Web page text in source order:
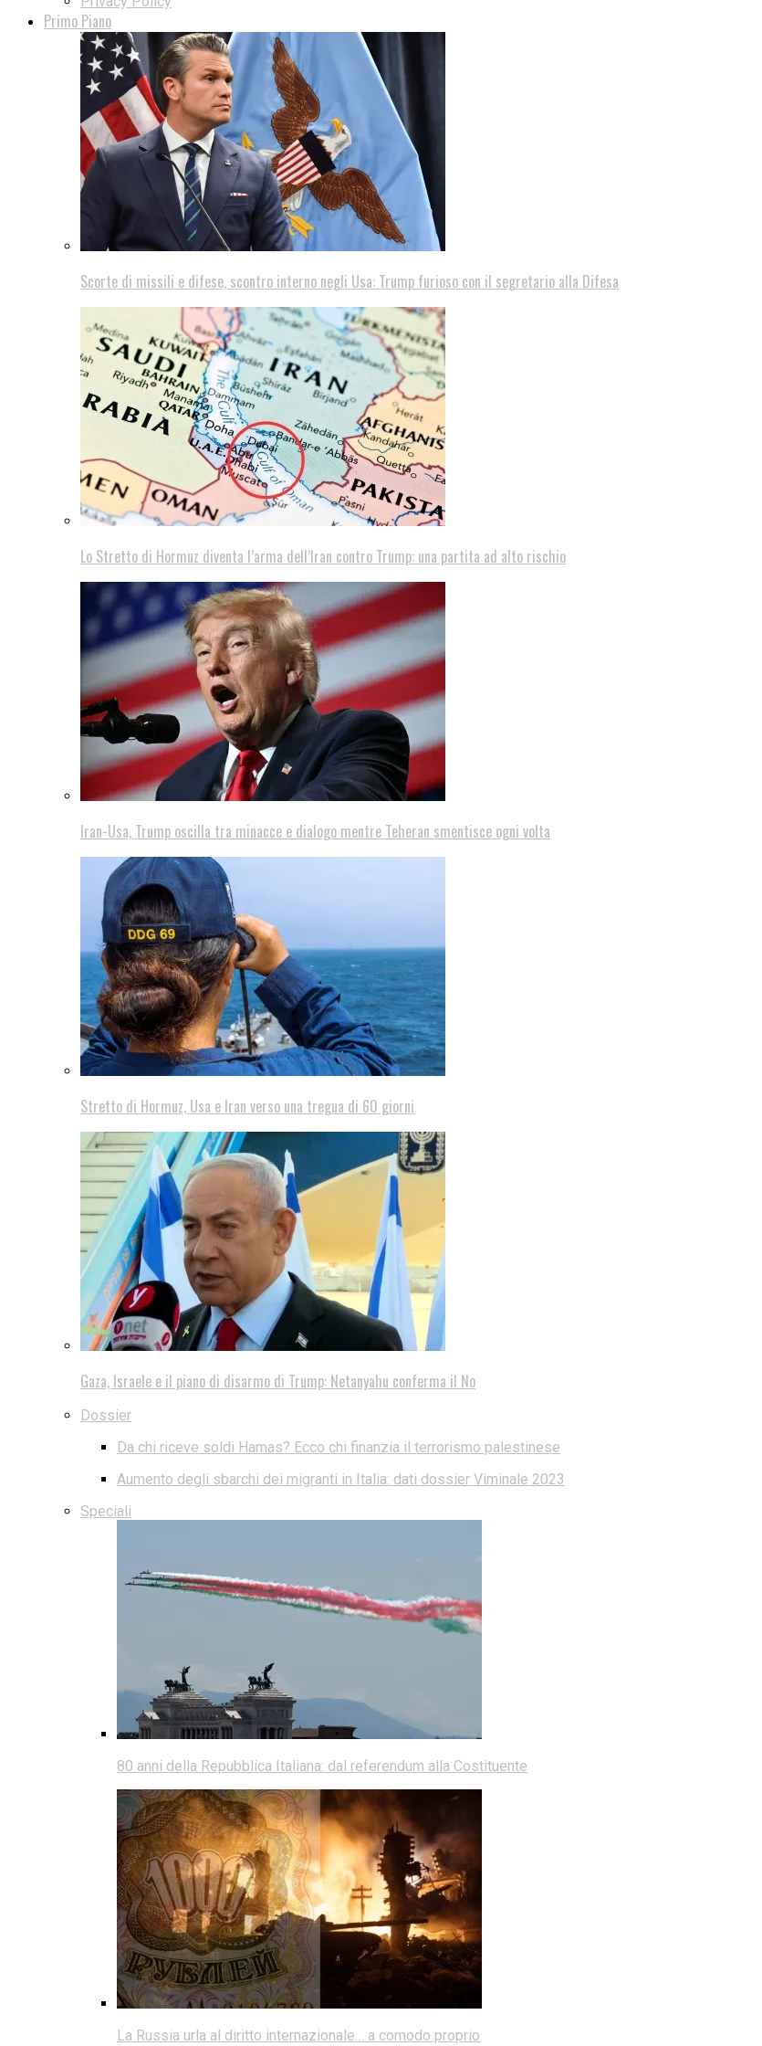
Primo Piano
Scorte di missili e difese, scontro interno negli Usa: Trump furioso con il segretario alla Difesa
Lo Stretto di Hormuz diventa l’arma dell’Iran contro Trump: una partita ad alto rischio
Iran-Usa, Trump oscilla tra minacce e dialogo mentre Teheran smentisce ogni volta
Stretto di Hormuz, Usa e Iran verso una tregua di 60 giorni
Gaza, Israele e il piano di disarmo di Trump: Netanyahu conferma il No
Dossier
Da chi riceve soldi Hamas? Ecco chi finanzia il terrorismo palestinese
Aumento degli sbarchi dei migranti in Italia: dati dossier Viminale 2023
Speciali
80 anni della Repubblica Italiana: dal referendum alla Costituente
La Russia urla al diritto internazionale… a comodo proprio